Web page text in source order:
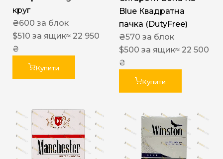
круг
₴600 за блок
$510 за ящик≈ 22 950
₴
Купити
Blue Квадратна
пачка (DutyFree)
₴570 за блок
$500 за ящик≈ 22 500
₴
Купити